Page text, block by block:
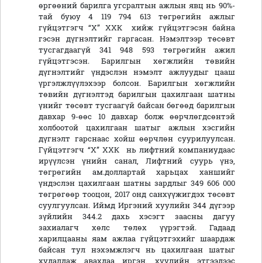
өргөөний барилга угсралтын ажлын явц нь 90%-
тай буюу 4 119 794 613 төгрөгийн ажлыг
гүйцэтгэгч “Х” ХХК хийж гүйцэтгэсэн байна
гэсэн дүгнэлтийг гаргасан. Нэмэлтээр төсөвт
тусгагдаагүй 341 948 593 төгрөгийн ажил
гүйцэтгэсэн. Барилгын хөгжлийн төвийн
дүгнэлтийг үндэслэн нэмэлт ажлуудыг цааш
үргэлжлүүлэхээр болсон. Барилгын хөгжлийн
төвийн дүгнэлтэд барилгын цахилгаан шатны
үнийг төсөвт тусгаагүй байсан бөгөөд барилгын
давхар 9-өөс 10 давхар болж өөрчлөгдсөнтэй
холбоотой цахилгаан шатыг ажлын хэсгийн
дүгнэлт гарснаас хойш өөрчлөн суурилуулсан.
Гүйцэтгэгч “Х” ХХК нь лифтний компаниудаас
ирүүлсэн үнийн санал, Лифтний суурь үнэ,
төгрөгийн ам.доллартай харьцах ханшийг
үндэслэн цахилгаан шатны зардлыг 349 606 000
төгрөгөөр тооцон, 2017 онд санхүүжигдэх төсөвт
суулгуулсан. Иймд Иргэний хуулийн 344 дүгээр
зүйлийн 344.2 дахь хэсэгт заасны дагуу
захиалагч хөлс төлөх үүрэгтэй. Гадаад
харилцааны яам ажлаа гүйцэтгэхийг шаардаж
байсан тул нэхэмжлэгч нь цахилгаан шатыг
худалдаж авахдаа иргэн, хуулийн этгээдээс